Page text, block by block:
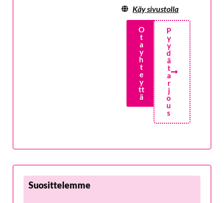
Käy sivustolla
O
t
a
y
h
t
e
y
tt
ä
P
y
y
d
ä
t
a
r
j
o
u
s
Suosittelemme